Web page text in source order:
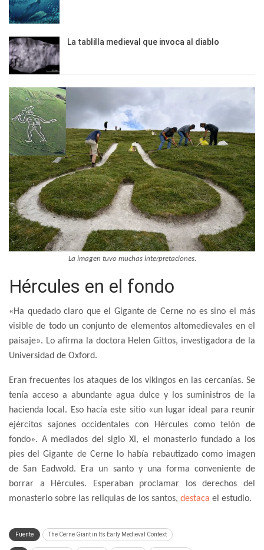
La tablilla medieval que invoca al diablo
La imagen tuvo muchas interpretaciones.
Hércules en el fondo
«Ha quedado claro que el Gigante de Cerne no es sino el más
visible de todo un conjunto de elementos altomedievales en el
paisaje». Lo afirma la doctora Helen Gittos, investigadora de la
Universidad de Oxford.
Eran frecuentes los ataques de los vikingos en las cercanías. Se
tenía acceso a abundante agua dulce y los suministros de la
hacienda local. Eso hacía este sitio «un lugar ideal para reunir
ejércitos sajones occidentales con Hércules como telón de
fondo». A mediados del siglo XI, el monasterio fundado a los
pies del Gigante de Cerne lo había rebautizado como imagen
de San Eadwold. Era un santo y una forma conveniente de
borrar a Hércules. Esperaban proclamar los derechos del
monasterio sobre las reliquias de los santos, destaca el estudio.
Fuente The Cerne Giant in Its Early Medieval Context